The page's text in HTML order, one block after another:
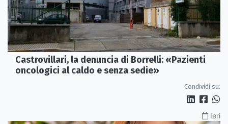
Castrovillari, la denuncia di Borrelli: «Pazienti
oncologici al caldo e senza sedie»
Condividi su:
Ieri